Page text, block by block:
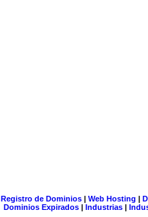
Registro de Dominios| Web Hosting |
Dominios Expirados | Industrias |